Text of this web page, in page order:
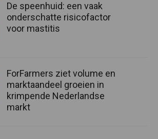
De speenhuid: een vaak
onderschatte risicofactor
voor mastitis
ForFarmers ziet volume en
marktaandeel groeien in
krimpende Nederlandse
markt